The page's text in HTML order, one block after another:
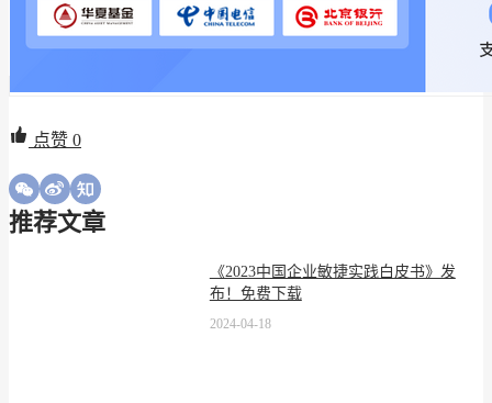
点赞 0
推荐文章
《2023中国企业敏捷实践白皮书》发
布！免费下载
2024-04-18